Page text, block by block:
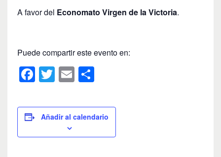
A favor del Economato Virgen de la Victoria.
Puede compartir este evento en:
F
c
e
b
T
tt
er
E
ailm
p
ar
Añadir al calendario